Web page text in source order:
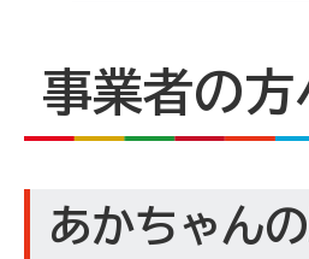
事業者の方
あかちゃん